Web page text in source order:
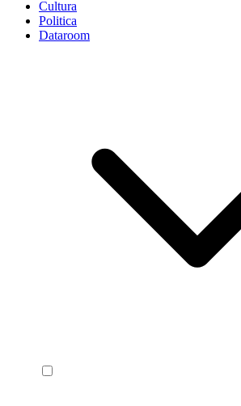
Cultura
Politica
Dataroom